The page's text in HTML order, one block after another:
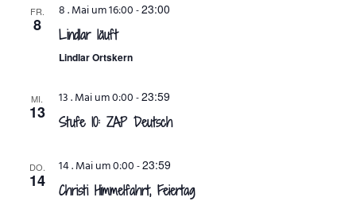
EHEMALIGE
KONZEPTE
FÖRDERUNG UND BERATUNG
UNTERRICHTSZEITEN
BUSVERBINDUNGEN
FORMULARE
GRUNDSCHÜLER
FÖRDERVEREIN
KONTAKT
FR.
8
8 . Mai um 16:00 -23:00
Lindlar läuft
Lindlar Ortskern
MI.
13
13 . Mai um 0:00 -23:59
Stufe 10: ZAP Deutsch
DO.
14
14 . Mai um 0:00 -23:59
Christi Himmelfahrt, Feiertag